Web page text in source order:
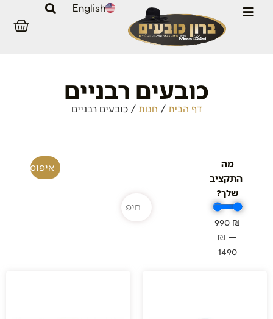
English
כובעים רבניים
דף הבית / חנות /כובעים רבניים
מה
התקציב
שלך?
₪
990
—
₪
1490
איפוס סינון